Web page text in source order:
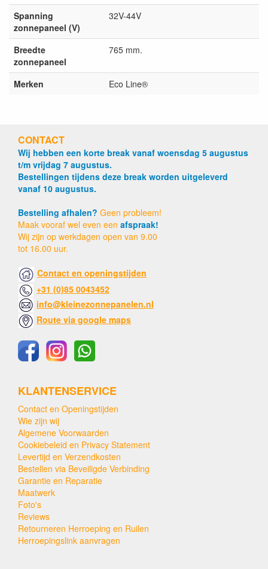
Spanning
zonnepaneel (V)
32V-44V
Breedte
zonnepaneel
765 mm.
Merken Eco Line®
CONTACT
Wij hebben een korte break vanaf woensdag 5 augustus
t/m vrijdag 7 augustus.
Bestellingen tijdens deze break worden uitgeleverd
vanaf 10 augustus.
Bestelling afhalen? Geen probleem!
Maak vooraf wel even een afspraak!
Wij zijn op werkdagen open van 9.00
tot 16.00 uur.
Contact en openingstijden
+31 (0)85 0043452
info@kleinezonnepanelen.nl
Route via google maps
KLANTENSERVICE
Contact en Openingstijden
Wie zijn wij
Algemene Voorwaarden
Cookiebeleid en Privacy Statement
Levertijd en Verzendkosten
Bestellen via Beveiligde Verbinding
Garantie en Reparatie
Maatwerk
Foto's
Reviews
Retourneren Herroeping en Ruilen
Herroepingslink aanvragen